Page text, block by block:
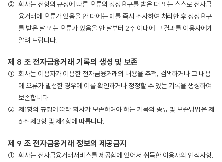
회사는 전항의 규정에 따른 오류의 정정요구를 받은 때 또는 스스로 전자금
융거래에 오류가 있음을 안 때에는 이를 즉시 조사하여 처리한 후 정정요구
를 받은 날 또는 오류가 있음을 안 날부터 2주 이내에 그 결과를 이용자에게
알려 드립니다.
제 8 조 전자금융거래 기록의 생성 및 보존
회사는 이용자가 이용한 전자금융거래의 내용을 추적, 검색하거나 그 내용
에 오류가 발생한 경우에 이를 확인하거나 정정할 수 있는 기록을 생성하여
보존합니다.
제1항의 규정에 따라 회사가 보존하여야 하는 기록의 종류 및 보존방법은 제
6조 제3항 및 제4항에 따릅니다.
제 9 조 전자금융거래 정보의 제공금지
회사는 전자금융거래서비스를 제공함에 있어서 취득한 이용자의 인적사항,